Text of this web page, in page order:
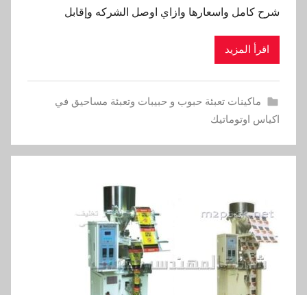
شرح كامل واسعارها وازاي اوصل الشركه وإقابل
اقرأ المزيد
ماكينات تعبئة حبوب و حبيبات وتعبئة مساحيق في
اكياس اوتوماتيك